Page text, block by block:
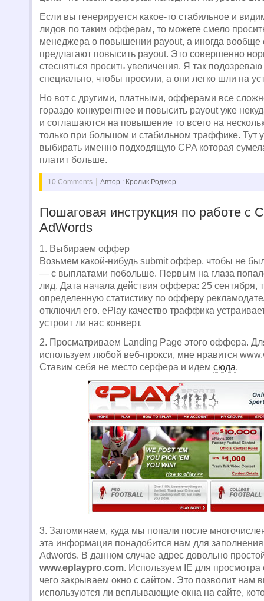
Если вы генерируется какое-то стабильное и
лидов по таким офферам, то можете смело
менеджера о повышении payout, а иногда
предлагают повысить payout. Это совершенно
стесняться просить увеличения. Я так подозреваю
специально, чтобы просили, а они легко шли на
Но вот с другими, платными, офферами все
гораздо конкурентнее и повысить payout уже
и соглашаются на повышение то всего на
только при большом и стабильном траффике. Тут
выбирать именно подходящую СPA которая
платит больше.
10 Comments Автор : Кролик Роджер
Пошаговая инструкция по работе с
AdWords
1. Выбираем оффер
Возьмем какой-нибудь submit оффер, чтобы не
— с выплатами побольше. Первым на глаза
лид. Дата начала действия оффера: 25 сентября,
определенную статистику по офферу
отключил его. ePlay качество траффика
устроит ли нас конверт.
2. Просматриваем Landing Page этого оффера.
используем любой веб-прокси, мне нравится
Ставим себя не место серфера и идем сюда.
3. Запоминаем, куда мы попали после
эта информация понадобится нам для
Adwords. В данном случае адрес довольно
www.eplaypro.com. Используем IE для просмотра
чего закрываем окно с сайтом. Это позволит нам
используются ли всплывающие окна на сайте,